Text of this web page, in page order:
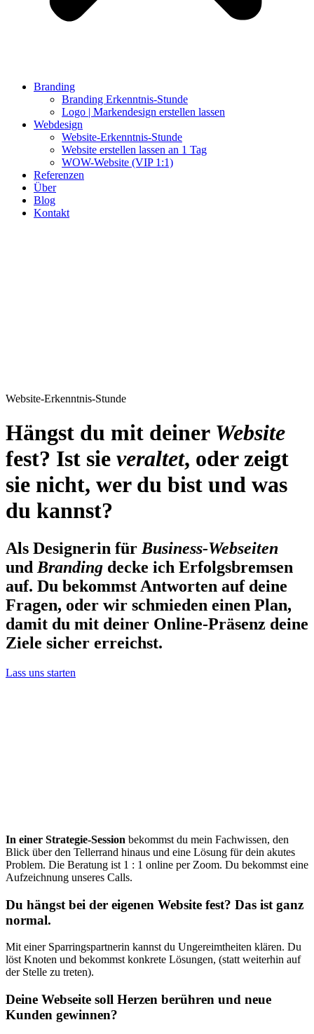
Branding
Branding Erkenntnis-Stunde
Logo | Markendesign erstellen lassen
Webdesign
Website-Erkenntnis-Stunde
Website erstellen lassen an 1 Tag
WOW-Website (VIP 1:1)
Referenzen
Über
Blog
Kontakt
Website-Erkenntnis-Stunde
Hängst du mit deiner Website
fest? Ist sie veraltet, oder zeigt
sie nicht, wer du bist und was
du kannst?
Als Designerin für Business-Webseiten
und Branding decke ich Erfolgsbremsen
auf. Du bekommst Antworten auf deine
Fragen, oder wir schmieden einen Plan,
damit du mit deiner Online-Präsenz deine
Ziele sicher erreichst.
Lass uns starten
In einer Strategie-Session bekommst du mein Fachwissen, den
Blick über den Tellerrand hinaus und eine Lösung für dein akutes
Problem. Die Beratung ist 1 : 1 online per Zoom. Du bekommst eine
Aufzeichnung unseres Calls.
Du hängst bei der eigenen Website fest? Das ist ganz
normal.
Mit einer Sparringspartnerin kannst du Ungereimtheiten klären. Du
löst Knoten und bekommst konkrete Lösungen, (statt weiterhin auf
der Stelle zu treten).
Deine Webseite soll Herzen berühren und neue
Kunden gewinnen?